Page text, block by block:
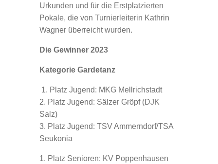
Urkunden und für die Erstplatzierten
Pokale, die von Turnierleiterin Kathrin
Wagner überreicht wurden.
Die Gewinner 2023
Kategorie Gardetanz
1. Platz Jugend: MKG Mellrichstadt
2. Platz Jugend: Sälzer Gröpf (DJK
Salz)
3. Platz Jugend: TSV Ammerndorf/TSA
Seukonia
1. Platz Senioren: KV Poppenhausen